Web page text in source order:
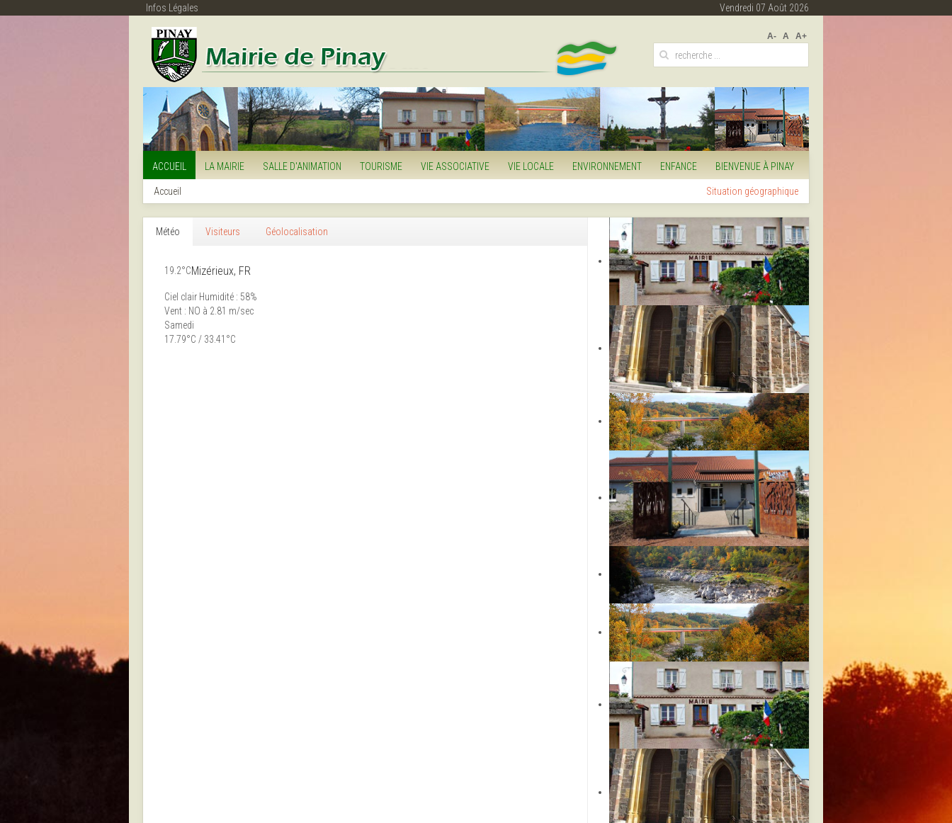
Infos Légales Vendredi 07 Août 2026
A- A A+
ACCUEIL LA MAIRIE SALLE D'ANIMATION TOURISME VIE ASSOCIATIVE VIE LOCALE ENVIRONNEMENT ENFANCE BIENVENUE À PINAY
Accueil Situation géographique
Météo Visiteurs Géolocalisation
19.2°CMizérieux, FR
Ciel clair Humidité : 58%
Vent : NO à 2.81 m/sec
Samedi
17.79°C / 33.41°C